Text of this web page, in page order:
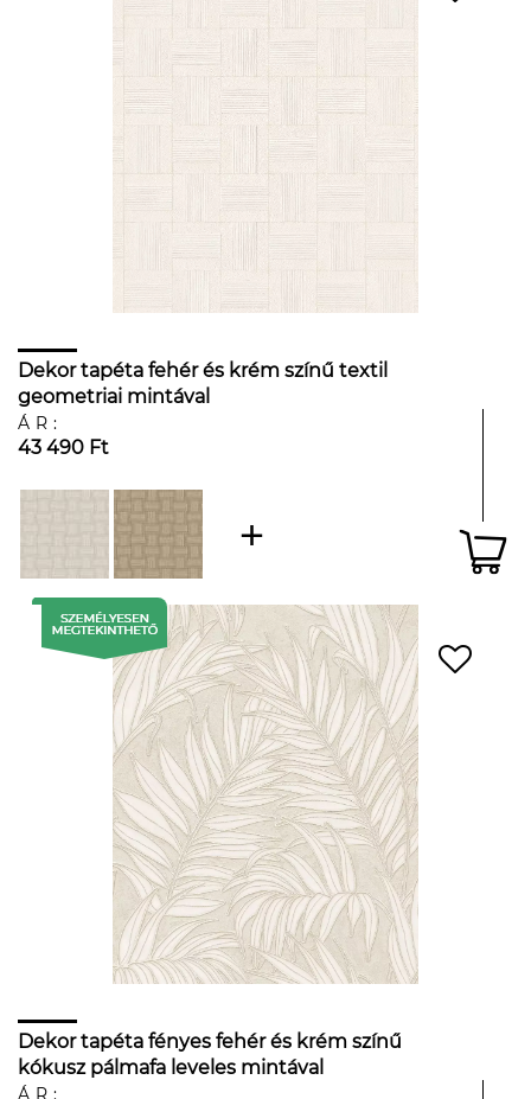
Dekor tapéta fehér és krém színű textil
geometriai mintával
ÁR:
43 490 Ft
Dekor tapéta fényes fehér és krém színű
kókusz pálmafa leveles mintával
ÁR: